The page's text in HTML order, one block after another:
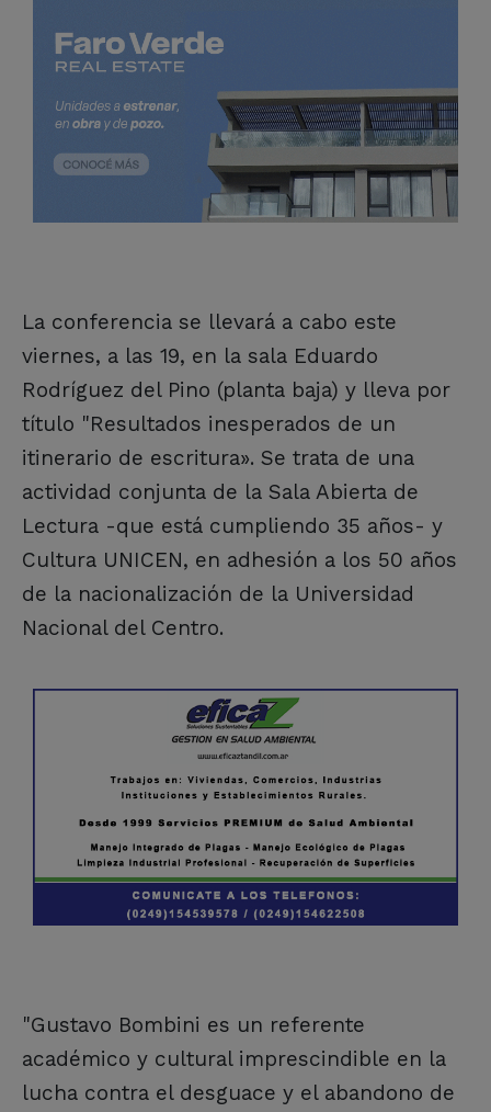
La conferencia se llevará a cabo este
viernes, a las 19, en la sala Eduardo
Rodríguez del Pino (planta baja) y lleva por
título "Resultados inesperados de un
itinerario de escritura». Se trata de una
actividad conjunta de la Sala Abierta de
Lectura -que está cumpliendo 35 años- y
Cultura UNICEN, en adhesión a los 50 años
de la nacionalización de la Universidad
Nacional del Centro.
"Gustavo Bombini es un referente
académico y cultural imprescindible en la
lucha contra el desguace y el abandono de